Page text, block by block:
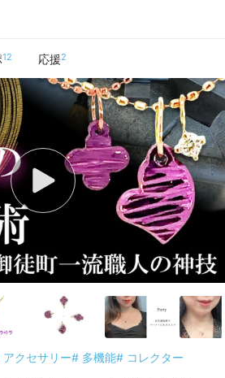
12 応援2
アクセサリー# 多機能# コレクター